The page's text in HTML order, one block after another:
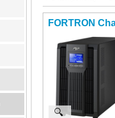
FORTRON
🔍